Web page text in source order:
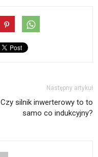
Następny artykuł
Czy silnik inwerterowy to to
samo co indukcyjny?